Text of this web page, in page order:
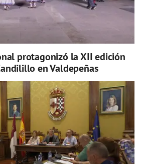
protagonizó la XII edición
en Valdepeñas